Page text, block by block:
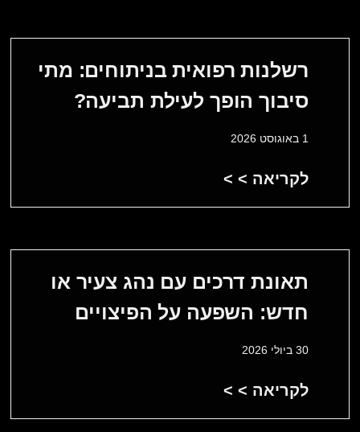
רשלנות רפואית בניתוחים: מתי
סיבוך הופך לעילת תביעה?
1 באוגוסט 2026
לקריאה > >
תאונת דרכים עם נהג צעיר או
חדש: השפעה על הפיצויים
30 ביולי 2026
לקריאה > >